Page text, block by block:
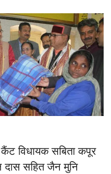
विधायक सबिता कपूर
सहित जैन मुनि